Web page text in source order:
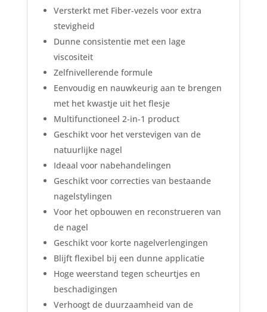
Versterkt met Fiber-vezels voor extra
stevigheid
Dunne consistentie met een lage
viscositeit
Zelfnivellerende formule
Eenvoudig en nauwkeurig aan te brengen
met het kwastje uit het flesje
Multifunctioneel 2-in-1 product
Geschikt voor het verstevigen van de
natuurlijke nagel
Ideaal voor nabehandelingen
Geschikt voor correcties van bestaande
nagelstylingen
Voor het opbouwen en reconstrueren van
de nagel
Geschikt voor korte nagelverlengingen
Blijft flexibel bij een dunne applicatie
Hoge weerstand tegen scheurtjes en
beschadigingen
Verhoogt de duurzaamheid van de